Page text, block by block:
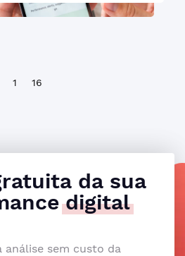
1 16
da sua
digital
análise sem custo da